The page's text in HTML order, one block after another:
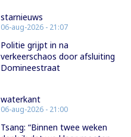
starnieuws
06-aug-2026 - 21:07
Politie grijpt in na
verkeerschaos door afsluiting
Domineestraat
waterkant
06-aug-2026 - 21:00
Tsang: “Binnen twee weken